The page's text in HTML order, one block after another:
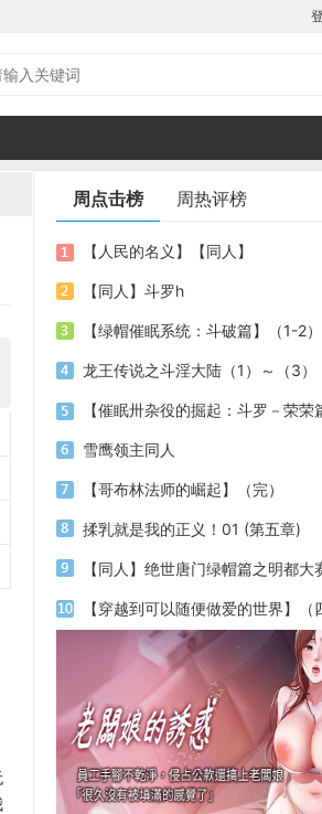
周点击榜 周热评榜
【人民的名义】【同人】
【同人】斗罗h
【绿帽催眠系统：斗破篇】（1-2）
龙王传说之斗淫大陆（1）～（3）
【催眠卅杂役的掘起：斗罗－荣荣
雪鹰领主同人
【哥布林法师的崛起】（完）
揉乳就是我的正义！01 (第五章)
【同人】绝世唐门绿帽篇之明都大